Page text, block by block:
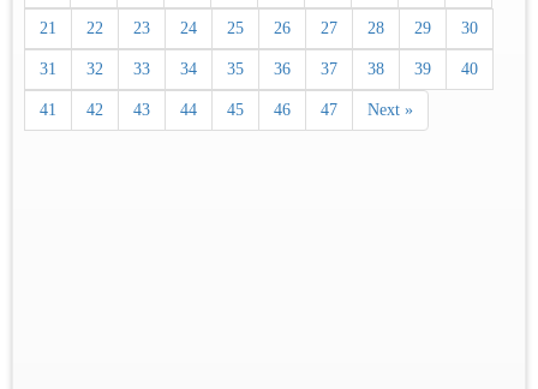
21 22 23 24 25 26 27 28 29 30
31 32 33 34 35 36 37 38 39 40
41 42 43 44 45 46 47 Next »